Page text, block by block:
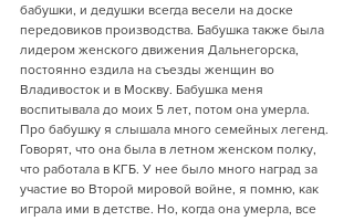
бабушки, и дедушки всегда весели на доске
передовиков производства. Бабушка также была
лидером женского движения Дальнегорска,
постоянно ездила на съезды женщин во
Владивосток и в Москву. Бабушка меня
воспитывала до моих 5 лет, потом она умерла.
Про бабушку я слышала много семейных легенд.
Говорят, что она была в летном женском полку,
что работала в КГБ. У нее было много наград за
участие во Второй мировой войне, я помню, как
играла ими в детстве. Но, когда она умерла, все